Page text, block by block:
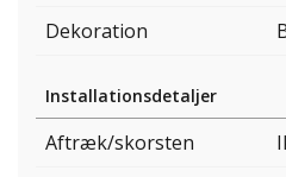
Dekoration
Installationsdetaljer
Aftræk/skorsten